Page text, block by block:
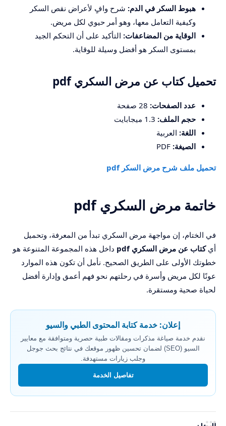
هبوط السكر في الدم: شرح وافٍ لأعراض نقص السكر
وكيفية التعامل معها، وهو أمر حيوي لكل مريض.
الوقاية من المضاعفات: التأكيد على أن التحكم الجيد
بمستوى السكر هو أفضل وسيلة للوقاية.
تحميل كتاب عن مرض السكري pdf
عدد الصفحات:
حجم الملف:
اللغة: العربية
الصيغة:
تحميل ملف شرح مرض السكر pdf
خاتمة مرض السكري pdf
في الختام، إن مواجهة مرض السكري تبدأ من المعرفة، وتحميل
أيكتاب عن مرض السكري pdf
داخل هذه المجموعة المتنوعة هو
خطوتك الأولى على الطريق الصحيح. نأمل أن تكون هذه الموارد
عونًا لكل مريض وأسرة في رحلتهم نحو فهم أعمق وإدارة أفضل
لحياة صحية ومستقرة.
إعلان: خدمة كتابة المحتوى الطبي والسيو
نقدم خدمة صياغة مذكرات ومقالات طبية حصرية ومتوافقة مع معايير
السيو (SEO) لضمان تحسين ظهور موقعك في نتائج بحث جوجل
وجلب زيارات مستهدفة.
تفاصيل الخدمة